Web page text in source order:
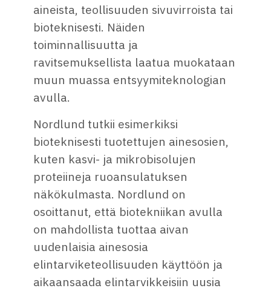
aineista, teollisuuden sivuvirroista tai
bioteknisesti. Näiden
toiminnallisuutta ja
ravitsemuksellista laatua muokataan
muun muassa entsyymiteknologian
avulla.
Nordlund tutkii esimerkiksi
bioteknisesti tuotettujen ainesosien,
kuten kasvi- ja mikrobisolujen
proteiineja ruoansulatuksen
näkökulmasta. Nordlund on
osoittanut, että biotekniikan avulla
on mahdollista tuottaa aivan
uudenlaisia ainesosia
elintarviketeollisuuden käyttöön ja
aikaansaada elintarvikkeisiin uusia